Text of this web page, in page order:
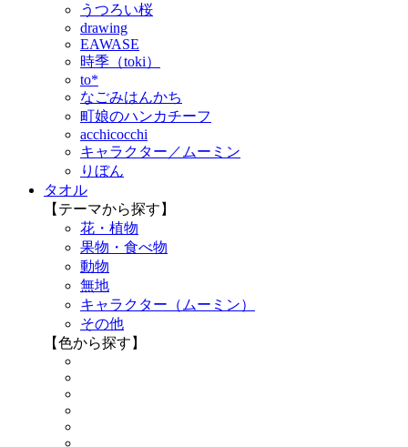
うつろい桜
drawing
EAWASE
時季（toki）
to*
なごみはんかち
町娘のハンカチーフ
acchicocchi
キャラクター／ムーミン
りぼん
タオル
【テーマから探す】
花・植物
果物・食べ物
動物
無地
キャラクター（ムーミン）
その他
【色から探す】